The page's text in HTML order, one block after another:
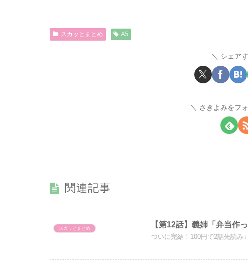
スカッとまとめ A5
シェア
さきよみをフ
関連記事
スカッとまとめ 【第12話】義姉「弁当作
ついに完結！100円で2話先読み